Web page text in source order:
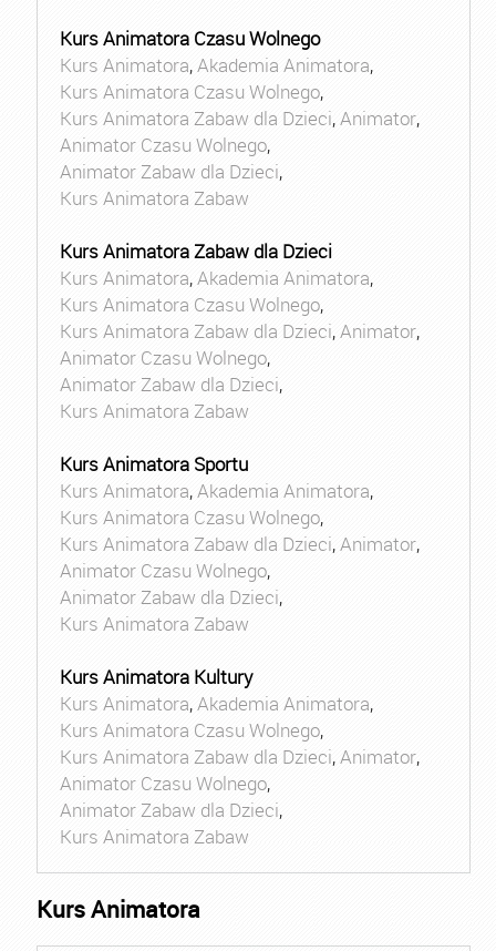
Kurs Animatora Czasu Wolnego
Kurs Animatora,Akademia Animatora,
Kurs Animatora Czasu Wolnego,
Kurs Animatora Zabaw dla Dzieci,Animator,
Animator Czasu Wolnego,
Animator Zabaw dla Dzieci,
Kurs Animatora Zabaw
Kurs Animatora Zabaw dla Dzieci
Kurs Animatora,Akademia Animatora,
Kurs Animatora Czasu Wolnego,
Kurs Animatora Zabaw dla Dzieci,Animator,
Animator Czasu Wolnego,
Animator Zabaw dla Dzieci,
Kurs Animatora Zabaw
Kurs Animatora Sportu
Kurs Animatora,Akademia Animatora,
Kurs Animatora Czasu Wolnego,
Kurs Animatora Zabaw dla Dzieci,Animator,
Animator Czasu Wolnego,
Animator Zabaw dla Dzieci,
Kurs Animatora Zabaw
Kurs Animatora Kultury
Kurs Animatora,Akademia Animatora,
Kurs Animatora Czasu Wolnego,
Kurs Animatora Zabaw dla Dzieci,Animator,
Animator Czasu Wolnego,
Animator Zabaw dla Dzieci,
Kurs Animatora Zabaw
Kurs Animatora